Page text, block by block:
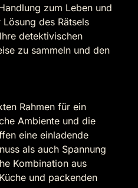
zum Leben und
des Rätsels
detektivischen
zu sammeln und den
Rahmen für ein
Ambiente und die
eine einladende
als auch Spannung
Kombination aus
und packenden